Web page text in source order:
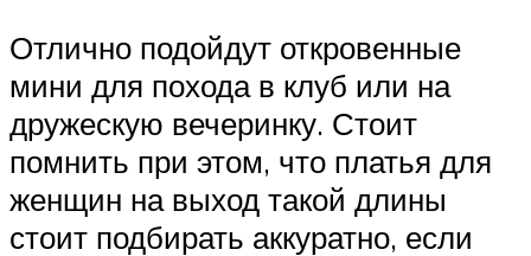
Отлично подойдут откровенные
мини для похода в клуб или на
дружескую вечеринку. Стоит
помнить при этом, что платья для
женщин на выход такой длины
стоит подбирать аккуратно, если